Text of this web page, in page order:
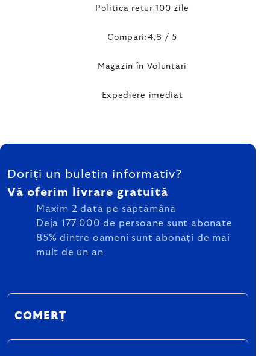
Politica retur 100 zile
Compari:4,8 / 5
Magazin în Voluntari
Expediere imediat
SUBSOL
Doriți un buletin informativ?
Vă oferim livrare gratuită
Maxim 2 dată pe săptămână
Deja 177 000 de persoane sunt abonate
85% dintre oameni sunt abonați de mai
mult de un an
COMERȚ